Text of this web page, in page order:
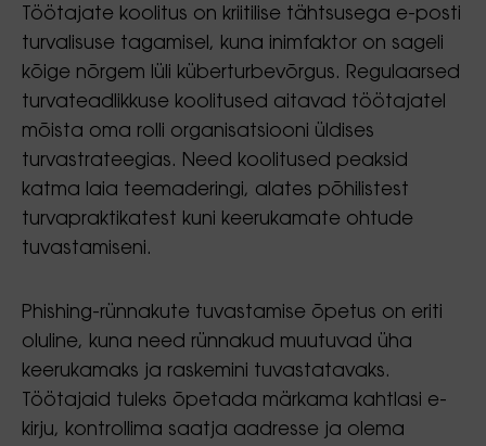
Töötajate koolitus on kriitilise tähtsusega e-posti
turvalisuse tagamisel, kuna inimfaktor on sageli
kõige nõrgem lüli küberturbevõrgus. Regulaarsed
turvateadlikkuse koolitused aitavad töötajatel
mõista oma rolli organisatsiooni üldises
turvastrateegias. Need koolitused peaksid
katma laia teemaderingi, alates põhilistest
turvapraktikatest kuni keerukamate ohtude
tuvastamiseni.
Phishing-rünnakute tuvastamise õpetus on eriti
oluline, kuna need rünnakud muutuvad üha
keerukamaks ja raskemini tuvastatavaks.
Töötajaid tuleks õpetada märkama kahtlasi e-
kirju, kontrollima saatja aadresse ja olema